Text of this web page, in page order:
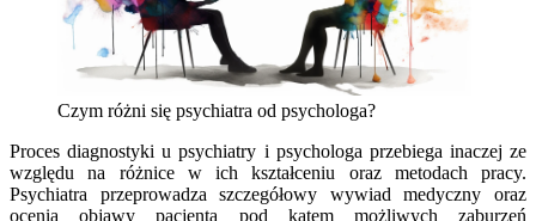
Czym różni się psychiatra od psychologa?
Proces diagnostyki u psychiatry i psychologa przebiega inaczej ze
względu na różnice w ich kształceniu oraz metodach pracy.
Psychiatra przeprowadza szczegółowy wywiad medyczny oraz
ocenia objawy pacjenta pod kątem możliwych zaburzeń